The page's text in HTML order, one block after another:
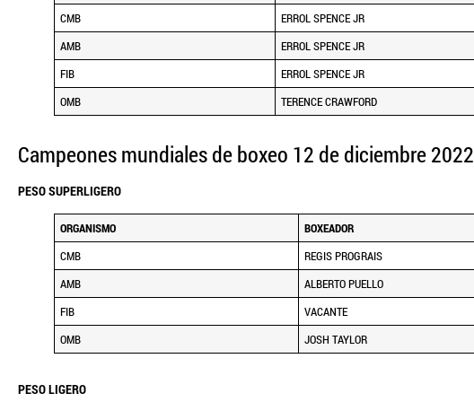
CMB
ERROL SPENCE JR
AMB
ERROL SPENCE JR
FIB
ERROL SPENCE JR
OMB
TERENCE CRAWFORD
Campeones mundiales de boxeo 12 de diciembre 2022
PESO SUPERLIGERO
ORGANISMO
BOXEADOR
CMB
REGIS PROGRAIS
AMB
ALBERTO PUELLO
FIB
VACANTE
OMB
JOSH TAYLOR
PESO LIGERO